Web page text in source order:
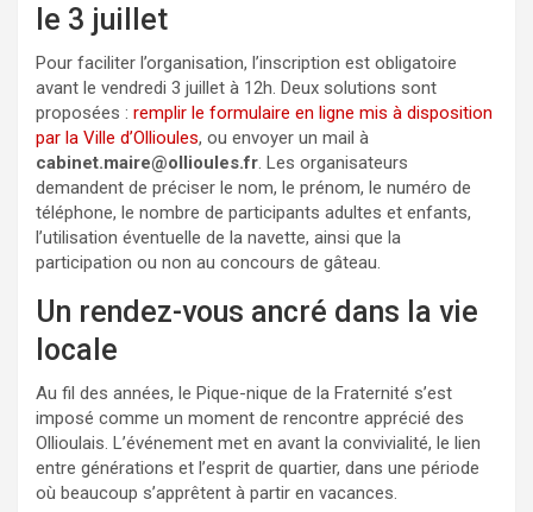
le 3 juillet
Pour faciliter l’organisation, l’inscription est obligatoire
avant le vendredi 3 juillet à 12h. Deux solutions sont
proposées : remplir le formulaire en ligne mis à disposition
par la Ville d’Ollioules, ou envoyer un mail à
cabinet.maire@ollioules.fr. Les organisateurs
demandent de préciser le nom, le prénom, le numéro de
téléphone, le nombre de participants adultes et enfants,
l’utilisation éventuelle de la navette, ainsi que la
participation ou non au concours de gâteau.
Un rendez-vous ancré dans la vie
locale
Au fil des années, le Pique-nique de la Fraternité s’est
imposé comme un moment de rencontre apprécié des
Ollioulais. L’événement met en avant la convivialité, le lien
entre générations et l’esprit de quartier, dans une période
où beaucoup s’apprêtent à partir en vacances.